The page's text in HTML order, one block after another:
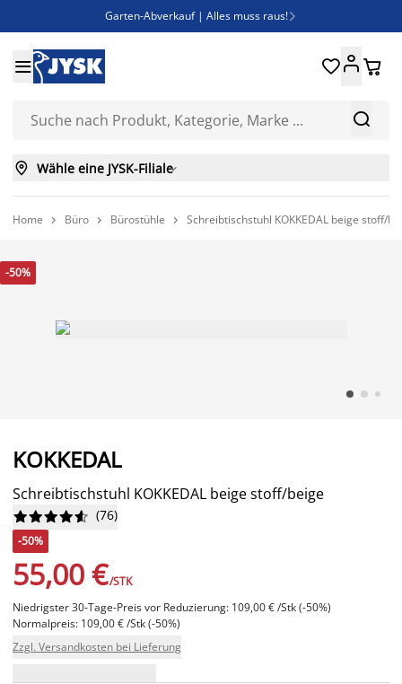
Garten-Abverkauf | Alles muss raus! 
Bist du Unternehmer? Entdecke JYSK-B2B
Esszimmerstuhl ADSLEV um nur 40€


 
 Wähle eine JYSK-Filiale
Home  Büro  Bürostühle  Schreibtischstuhl KOKKEDAL beige stoff/
-50%
KOKKEDAL
Schreibtischstuhl KOKKEDAL beige stoff/beige





 (76)
-50%
55,00 €/STK
Niedrigster 30-Tage-Preis vor Reduzierung: 109,00 € /Stk (-50%)
Normalpreis: 109,00 € /Stk (-50%)
Zzgl. Versandkosten bei Lieferung